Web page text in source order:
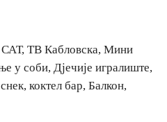
САТ, ТВ Кабловска, Мини
у соби, Дјечије игралиште,
коктел бар, Балкон,